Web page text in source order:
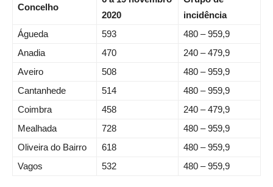
Concelho
2020
incidência
Águeda
593
480 – 959,9
Anadia
470
240 – 479,9
Aveiro
508
480 – 959,9
Cantanhede
514
480 – 959,9
Coimbra
458
240 – 479,9
Mealhada
728
480 – 959,9
Oliveira do Bairro
618
480 – 959,9
Vagos
532 480 – 959,9